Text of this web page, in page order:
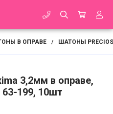
В ОПРАВЕ / ШАТОНЫ
3,2мм в оправе,
63-199, 10шт